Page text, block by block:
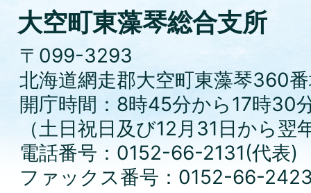
大空町東藻琴総合支所
〒099-3293
北海道網走郡大空町東藻琴360
開庁時間：8時45分から17時30
（土日祝日及び12月31日から
電話番号：0152-66-2131(代表)
ファックス番号：0152-66-